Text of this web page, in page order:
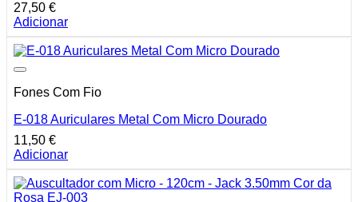
27,50 €
Adicionar
Fones Com Fio
E-018 Auriculares Metal Com Micro Dourado
11,50 €
Adicionar